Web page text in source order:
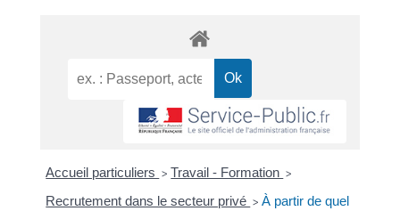
Accueil particuliers > Travail - Formation >
Recrutement dans le secteur privé > À partir de quel